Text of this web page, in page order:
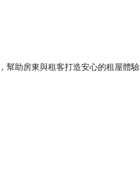
幫助房東與租客打造安心的租屋體驗